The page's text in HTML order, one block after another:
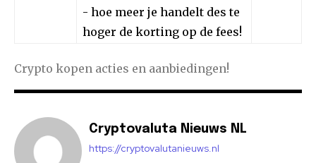
- hoe meer je handelt des te
hoger de korting op de fees!
Crypto kopen acties en aanbiedingen!
Cryptovaluta Nieuws NL
https://cryptovalutanieuws.nl